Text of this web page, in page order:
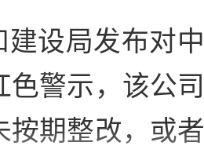
设局发布对中
警示，该公司
期整改，或者